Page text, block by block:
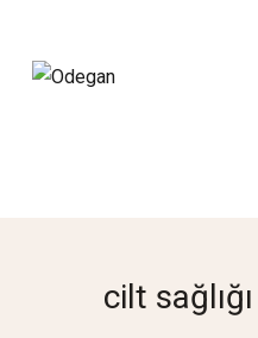
cilt sağlığı